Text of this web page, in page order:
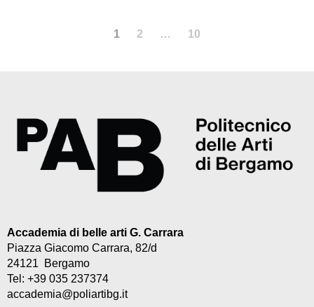
1 2 … 10
Accademia di belle arti G. Carrara
Piazza Giacomo Carrara, 82/d
24121 Bergamo
Tel: +39 035 237374
accademia@poliartibg.it